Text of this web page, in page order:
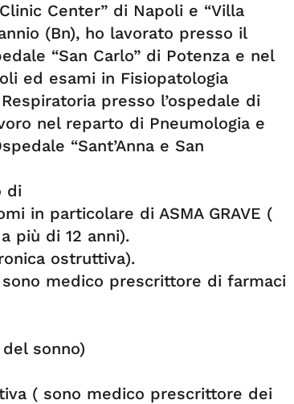
Center” di Napoli e “Villa
(Bn), ho lavorato presso il
“San Carlo” di Potenza e nel
ed esami in Fisiopatologia
presso l’ospedale di
nel reparto di Pneumologia e
“Sant’Anna e San
di
in particolare di ASMA GRAVE (
più di 12 anni).
ostruttiva).
medico prescrittore di farmaci
sonno)
( sono medico prescrittore dei